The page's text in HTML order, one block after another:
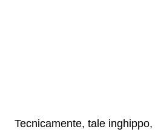
Tecnicamente, tale